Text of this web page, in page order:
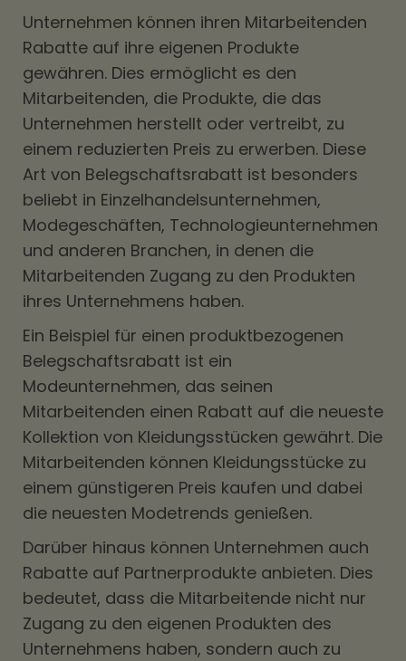
Unternehmen können ihren Mitarbeitenden
Rabatte auf ihre eigenen Produkte
gewähren. Dies ermöglicht es den
Mitarbeitenden, die Produkte, die das
Unternehmen herstellt oder vertreibt, zu
einem reduzierten Preis zu erwerben. Diese
Art von Belegschaftsrabatt ist besonders
beliebt in Einzelhandelsunternehmen,
Modegeschäften, Technologieunternehmen
und anderen Branchen, in denen die
Mitarbeitenden Zugang zu den Produkten
ihres Unternehmens haben.
Ein Beispiel für einen produktbezogenen
Belegschaftsrabatt ist ein
Modeunternehmen, das seinen
Mitarbeitenden einen Rabatt auf die neueste
Kollektion von Kleidungsstücken gewährt. Die
Mitarbeitenden können Kleidungsstücke zu
einem günstigeren Preis kaufen und dabei
die neuesten Modetrends genießen.
Darüber hinaus können Unternehmen auch
Rabatte auf Partnerprodukte anbieten. Dies
bedeutet, dass die Mitarbeitende nicht nur
Zugang zu den eigenen Produkten des
Unternehmens haben, sondern auch zu